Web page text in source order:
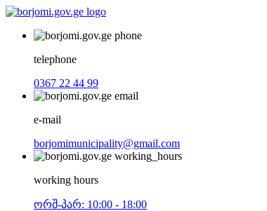
telephone
0367 22 44 99
e-mail
borjomimunicipality@gmail.com
working hours
ორშ-პარ: 10:00 - 18:00